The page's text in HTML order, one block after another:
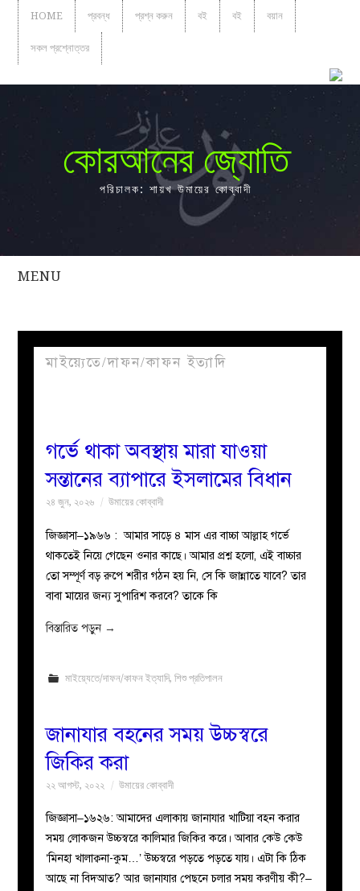
HOME প্রবন্ধ প্রশ্ন করুন বই বই বয়ান
সকল প্রশ্নোত্তর
কোরআনের জ্যোতি
পরিচালক: শায়খ উমায়ের কোব্বাদী
MENU
সকল
প্রবন্ধ
নারীদের
পাতা
মজলিস
প্রশ্ন
মাইয়্যেতে/দাফন/কাফন ইত্যাদি
গর্ভে থাকা অবস্থায় মারা যাওয়া
সন্তানের ব্যাপারে ইসলামের বিধান
২৪ জুন, ২০২৬ উমায়ের কোব্বাদী
জিজ্ঞাসা–১৯৬৬ : আমার সাড়ে ৪ মাস এর বাচ্চা আল্লাহ গর্ভে
থাকতেই নিয়ে গেছেন ওনার কাছে। আমার প্রশ্ন হলো, এই বাচ্চার
তো সম্পূর্ণ বড় রুপে শরীর গঠন হয় নি, সে কি জান্নাতে যাবে? তার
বাবা মায়ের জন্য সুপারিশ করবে? তাকে কি
বিস্তারিত পড়ুন →
মাইয়্যেতে/দাফন/কাফন ইত্যাদি, শিশু প্রতিপালন
জানাযার বহনের সময় উচ্চস্বরে
জিকির করা
২২ আগস্ট, ২০২২ উমায়ের কোব্বাদী
জিজ্ঞাসা–১৬২৬: আমাদের এলাকায় জানাযার খাটিয়া বহন করার
সময় লোকজন উচ্চস্বরে কালিমার জিকির করে। আবার কেউ কেউ
‘মিনহা খালাক্বনা-কুম…’ উচ্চস্বরে পড়তে পড়তে যায়। এটা কি ঠিক
আছে না বিদআত? আর জানাযার পেছনে চলার সময় করণীয় কী?–